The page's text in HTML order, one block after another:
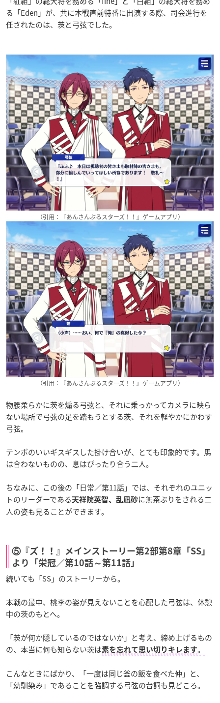
る「Eden」が、共に本戦直前特番に出演する際、司会進行を
任されたのは、茨と弓弦でした。
（引用：『あんさんぶるスターズ！！』ゲームアプリ）
（引用：『あんさんぶるスターズ！！』ゲームアプリ）
物腰柔らかに茨を煽る弓弦と、それに乗っかってカメラに映ら
ない場所で弓弦の足を踏もうとする茨、それを軽やかにかわす
弓弦。
テンポのいいギスギスした掛け合いが、とても印象的です。馬
は合わないものの、息はぴったり合う二人。
ちなみに、この後の「日常／第11話」では、それぞれのユニッ
トのリーダーである天祥院英智、乱凪砂に無茶ぶりをされる二
人の姿も見ることができます。
⑤『ズ！！』メインストーリー第2部第8章「SS」
より「栄冠／第10話～第11話」
続いても「SS」のストーリーから。
本戦の最中、桃李の姿が見えないことを心配した弓弦は、休憩
中の茨のもとへ。
「茨が何か隠しているのではないか」と考え、締め上げるもの
の、本当に何も知らない茨は素を忘れて思い切りキレます。
こんなときにばかり、「一度は同じ釜の飯を食べた仲」と、
「幼馴染み」であることを強調する弓弦の台詞も見どころ。